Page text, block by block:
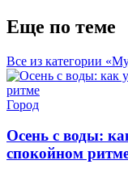
Еще по теме
Все из категории
Город
Осень с воды:
спокойном